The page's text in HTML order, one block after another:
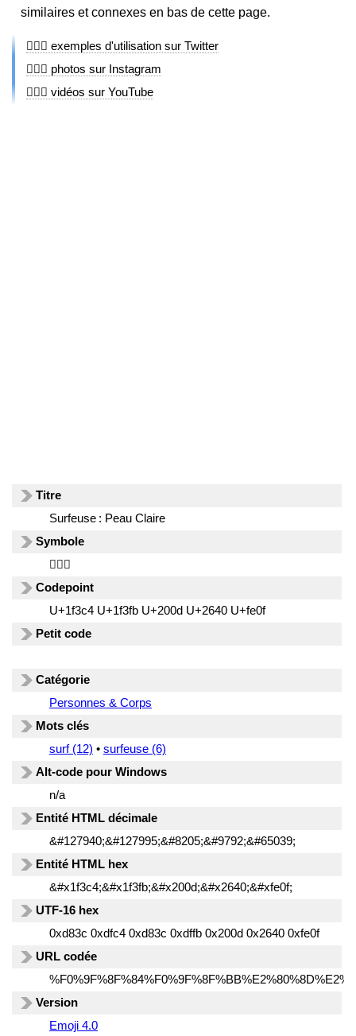
similaires et connexes en bas de cette page.
🏄🏻‍♀️ exemples d'utilisation sur Twitter
🏄🏻‍♀️ photos sur Instagram
🏄🏻‍♀️ vidéos sur YouTube
Titre
Surfeuse : Peau Claire
Symbole
🏄🏻‍♀️
Codepoint
U+1f3c4 U+1f3fb U+200d U+2640 U+fe0f
Petit code
Catégorie
Personnes & Corps
Mots clés
surf (12) • surfeuse (6)
Alt-code pour Windows
n/a
Entité HTML décimale
&#127940;&#127995;&#8205;&#9792;&#65039;
Entité HTML hex
&#x1f3c4;&#x1f3fb;&#x200d;&#x2640;&#xfe0f;
UTF-16 hex
0xd83c 0xdfc4 0xd83c 0xdffb 0x200d 0x2640 0xfe0f
URL codée
Version
Emoji 4.0